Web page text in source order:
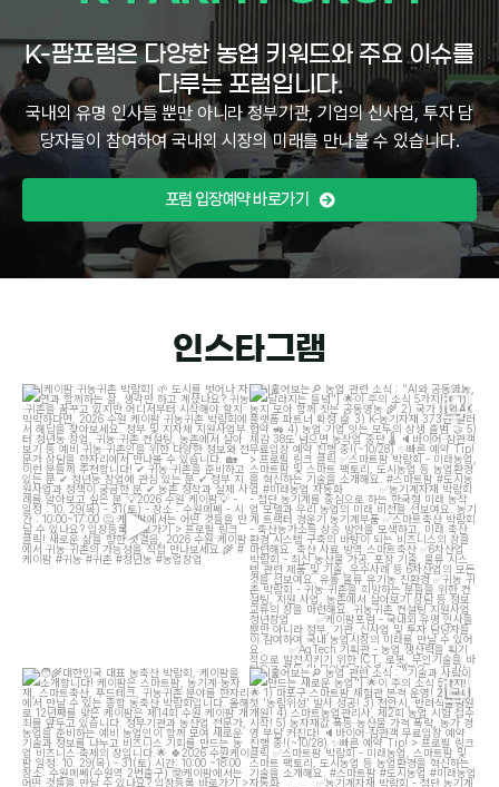
K-팜포럼은 다양한 농업 키워드와 주요 이슈를
다루는 포럼입니다.
국내외 유명 인사들 뿐만 아니라 정부기관, 기업의 신사업, 투자 담
당자들이 참여하여 국내외 시장의 미래를 만나볼 수 있습니다.
포럼 입장예약 바로가기
인스타그램
[케이팜 귀농귀촌 박람회]
도시를 벗어나
자연과 함께하는 삶, 생각만 하고 계셨나요?...
4 4
[훑어보는
농업 관련 소식 : "AI와 공동영농,
달라지는 들녘"]
이...
12 2
대한민국 대표 농축산 박람회, 케이팜을 소
개합니다!
케이팜은 ...
23 10
[훑어보는
농업 관련 소식 : "기술과 사람이
만드는 새로운 농업"]
...
13 5